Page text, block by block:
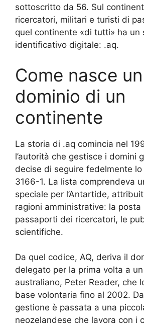
sottoscritto da 56. Sul
ricercatori, militari e turisti di
quel continente «di tutti» ha un
identificativo digitale: .aq.
Come nasce un
dominio di un
continente
La storia di .aq comincia nel
l’autorità che gestisce i domini
decise di seguire fedelmente lo
3166-1. La lista comprendeva
speciale per l’Antartide,
ragioni amministrative: la posta
passaporti dei ricercatori, le
scientifiche.
Da quel codice, AQ, deriva il
delegato per la prima volta a
australiano, Peter Reader, che
base volontaria fino al 2002.
gestione è passata a una
neozelandese che lavora con i